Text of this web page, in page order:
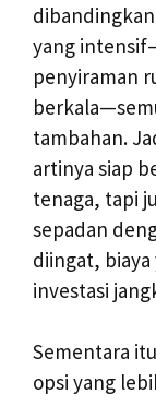
yang
penyiraman
tambahan.
artinya siap
tenaga, tapi
sepadan
diingat,
investasi
Sementara
opsi yang